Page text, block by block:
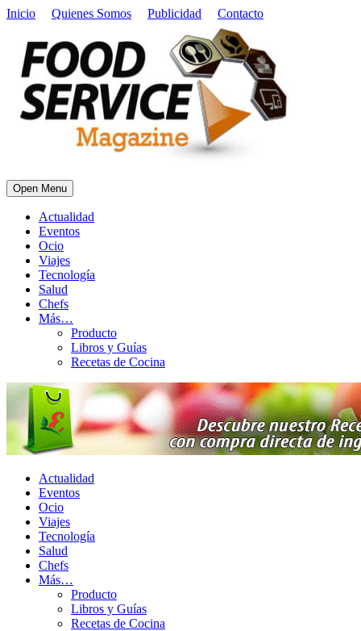
Inicio Quienes Somos Publicidad Contacto
Open Menu
Actualidad
Eventos
Ocio
Viajes
Tecnología
Salud
Chefs
Más…
Producto
Libros y Guías
Recetas de Cocina
Actualidad
Eventos
Ocio
Viajes
Tecnología
Salud
Chefs
Más…
Producto
Libros y Guías
Recetas de Cocina